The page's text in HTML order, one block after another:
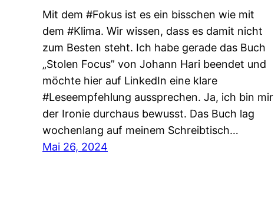
Mit dem #Fokus ist es ein bisschen wie mit
dem #Klima. Wir wissen, dass es damit nicht
zum Besten steht. Ich habe gerade das Buch
„Stolen Focus” von Johann Hari beendet und
möchte hier auf LinkedIn eine klare
#Leseempfehlung aussprechen. Ja, ich bin mir
der Ironie durchaus bewusst. Das Buch lag
wochenlang auf meinem Schreibtisch…
Mai 26, 2024